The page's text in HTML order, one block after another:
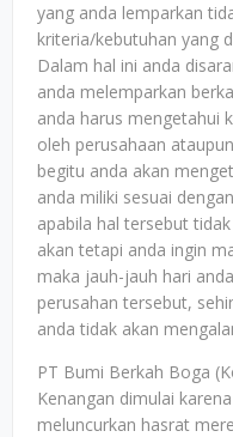
yang anda lemparkan
kriteria/kebutuhan yang
Dalam hal ini anda
anda melemparkan
anda harus mengetahui
oleh perusahaan
begitu anda akan
anda miliki sesuai
apabila hal tersebut
akan tetapi anda ingin
maka jauh-jauh hari
perusahan tersebut,
anda tidak akan
PT Bumi Berkah Boga
Kenangan dimulai
meluncurkan hasrat